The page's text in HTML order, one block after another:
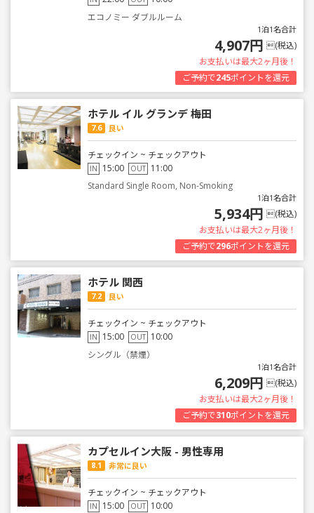
エコノミー ダブルルーム
1泊1名合計
4,907円 (税込)
お支払いは最大2ヶ月後！
ご予約で245ポイントを還元
ホテル イル グランデ 梅田
7.6 良い
チェックイン ~ チェックアウト
IN 15:00 OUT 11:00
Standard Single Room, Non-Smoking
1泊1名合計
5,934円 (税込)
お支払いは最大2ヶ月後！
ご予約で296ポイントを還元
ホテル 関西
7.2 良い
チェックイン ~ チェックアウト
IN 15:00 OUT 10:00
シングル（禁煙）
1泊1名合計
6,209円 (税込)
お支払いは最大2ヶ月後！
ご予約で310ポイントを還元
カプセルイン大阪 - 男性専用
8.1 非常に良い
チェックイン ~ チェックアウト
IN 15:00 OUT 10:00